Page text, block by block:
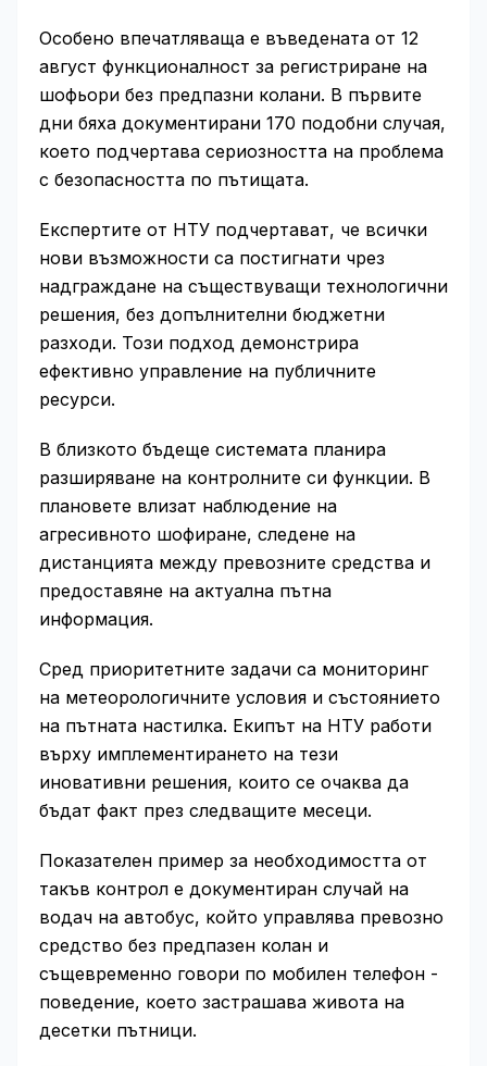
Особено впечатляваща е въведената от 12
август функционалност за регистриране на
шофьори без предпазни колани. В първите
дни бяха документирани 170 подобни случая,
което подчертава сериозността на проблема
с безопасността по пътищата.
Експертите от НТУ подчертават, че всички
нови възможности са постигнати чрез
надграждане на съществуващи технологични
решения, без допълнителни бюджетни
разходи. Този подход демонстрира
ефективно управление на публичните
ресурси.
В близкото бъдеще системата планира
разширяване на контролните си функции. В
плановете влизат наблюдение на
агресивното шофиране, следене на
дистанцията между превозните средства и
предоставяне на актуална пътна
информация.
Сред приоритетните задачи са мониторинг
на метеорологичните условия и състоянието
на пътната настилка. Екипът на НТУ работи
върху имплементирането на тези
иновативни решения, които се очаква да
бъдат факт през следващите месеци.
Показателен пример за необходимостта от
такъв контрол е документиран случай на
водач на автобус, който управлява превозно
средство без предпазен колан и
същевременно говори по мобилен телефон -
поведение, което застрашава живота на
десетки пътници.